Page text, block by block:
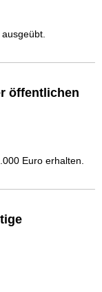
öffentlichen
Euro erhalten.